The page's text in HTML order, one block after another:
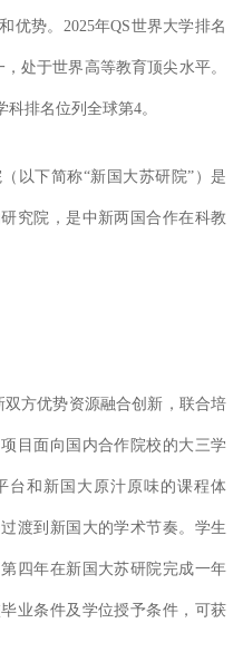
优势。 2025年QS世界大学排名
处于世界高等教育顶尖水平。
排名位列全球第4。
以下简称“新国大苏研院”）是
究院，是中新两国合作在科教
方优势资源融合创新，联合培
目面向国内合作院校的大三学
台和新国大原汁原味的课程体
渡到新国大的学术节奏。 学生
四年在新国大苏研院完成一年
业条件及学位授予条件，可获